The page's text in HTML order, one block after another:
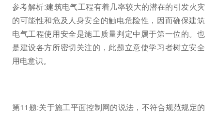
参考解析:建筑电气工程有着几率较大的潜在的引发火灾
的可能性和危及人身安全的触电危险性，因而确保建筑
电气工程使用安全是施工质量判定中属于第一位的。也
是建设各方所密切关注的，此题立意使学习者树立安全
用电意识。
第11题:关于施工平面控制网的说法，不符合规范规定的